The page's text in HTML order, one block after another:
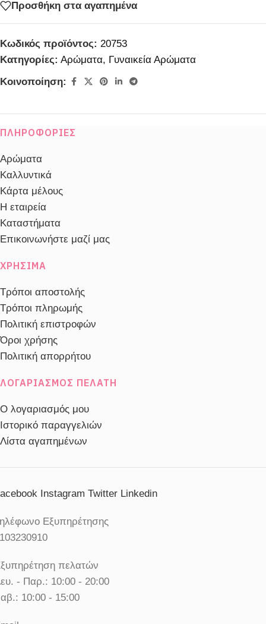
Προσθήκη στα αγαπημένα
Κωδικός προϊόντος: 20753
Κατηγορίες: Αρώματα, Γυναικεία Αρώματα
Κοινοποίηση:
ΠΛΗΡΟΦΟΡΊΕΣ
Αρώματα
Καλλυντικά
Κάρτα μέλους
Η εταιρεία
Καταστήματα
Επικοινωνήστε μαζί μας
ΧΡΉΣΙΜΑ
Τρόποι αποστολής
Τρόποι πληρωμής
Πολιτική επιστροφών
Όροι χρήσης
Πολιτική απορρήτου
ΛΟΓΑΡΙΑΣΜΌΣ ΠΕΛΆΤΗ
Ο λογαριασμός μου
Ιστορικό παραγγελιών
Λίστα αγαπημένων
Instagram Twitter Linkedin
Εξυπηρέτησης
πελατών
- Παρ.: 10:00 - 20:00
10:00 - 15:00